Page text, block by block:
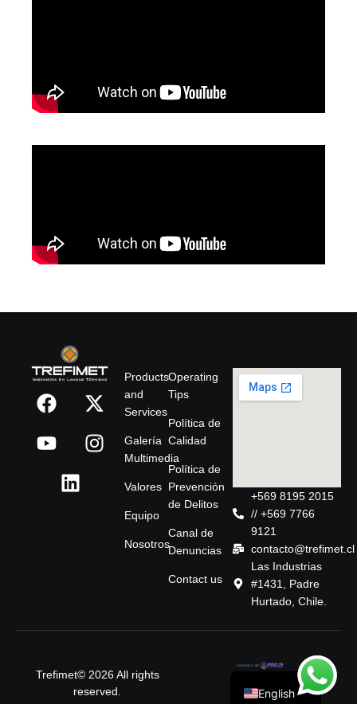
Products
and
Services
Galería
Multimedia
Valores
Equipo
Nosotros
Operating
Tips
Política de
Calidad
Política de
Prevención
de Delitos
Canal de
Denuncias
Contact us
+569 8195 2015
// +569 7766
9121
contacto@trefimet.cl
Las Industrias
#1431, Padre
Hurtado, Chile.
Trefimet© 2026 All rights
reserved.
English
Spanish